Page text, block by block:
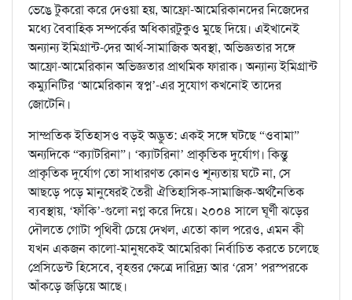
ভেঙে টুকরো করে দেওয়া হয়, আফ্রো-আমেরিকানদের নিজেদের
মধ্যে বৈবাহিক সম্পর্কের অধিকারটুকুও মুছে দিয়ে। এইখানেই
অন্যান্য ইমিগ্রান্ট-দের আর্থ-সামাজিক অবস্থা, অভিজ্ঞতার সঙ্গে
আফ্রো-আমেরিকান অভিজ্ঞতার প্রাথমিক ফারাক। অন্যান্য ইমিগ্রান্ট
কম্যুনিটির ‘আমেরিকান স্বপ্ন’-এর সুযোগ কখনোই তাদের
জোটেনি।
সাম্প্রতিক ইতিহাসও বড়ই অদ্ভুত: একই সঙ্গে ঘটছে “ওবামা”
অন্যদিকে “ক্যাটরিনা”। ‘ক্যাটরিনা’ প্রাকৃতিক দুর্যোগ। কিন্তু
প্রাকৃতিক দুর্যোগ তো সাধারণত কোনও শূন্যতায় ঘটে না, সে
আছড়ে পড়ে মানুষেরই তৈরী ঐতিহাসিক-সামাজিক-অর্থনৈতিক
ব্যবস্থায়, ‘ফাঁকি’-গুলো নগ্ন করে দিয়ে। ২০০৪ সালে ঘূর্ণী ঝড়ের
দৌলতে গোটা পৃথিবী চেয়ে দেখল, এতো কাল পরেও, এমন কী
যখন একজন কালো-মানুষকেই আমেরিকা নির্বাচিত করতে চলেছে
প্রেসিডেন্ট হিসেবে, বৃহত্তর ক্ষেত্রে দারিদ্র্য আর ‘রেস’ পরস্পরকে
আঁকড়ে জড়িয়ে আছে।